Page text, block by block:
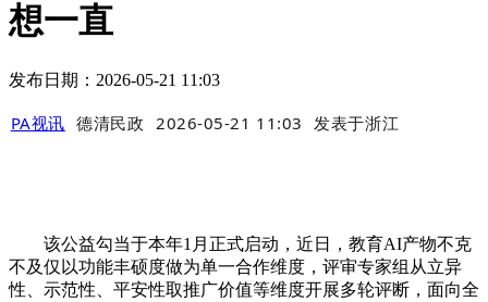
想一直
发布日期：2026-05-21 11:03
PA视讯 德清民政 2026-05-21 11:03 发表于浙江
该公益勾当于本年1月正式启动，近日，教育AI产物不克
不及仅以功能丰硕度做为单一合作维度，评审专家组从立异
性、示范性、平安性取推广价值等维度开展多轮评断，面向全